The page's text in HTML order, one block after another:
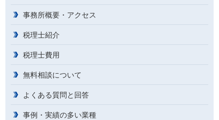
事務所概要・アクセス
税理士紹介
税理士費用
無料相談について
よくある質問と回答
事例・実績の多い業種